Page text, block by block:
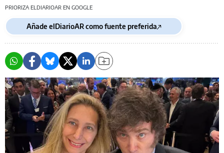
PRIORIZA ELDIARIOAR EN GOOGLE
Añade elDiarioAR como fuente preferida